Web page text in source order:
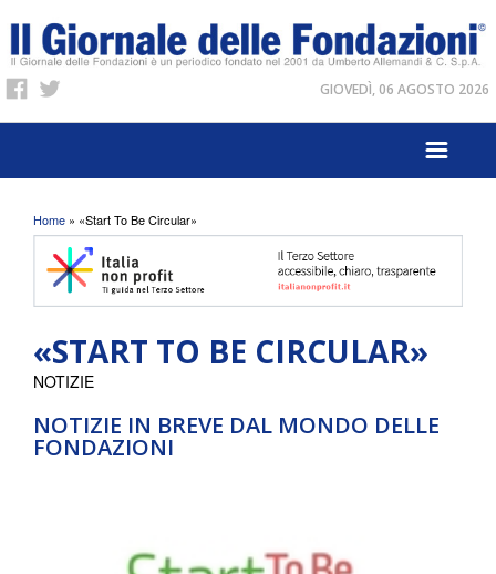
GIOVEDÌ, 06 AGOSTO 2026
Tu sei qui
Home » «Start To Be Circular»
«START TO BE CIRCULAR»
NOTIZIE IN BREVE DAL MONDO DELLE
FONDAZIONI
NOTIZIE